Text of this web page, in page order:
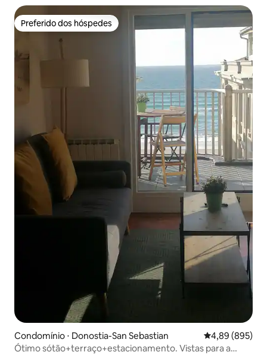
Preferido dos hóspedes
Preferido dos hóspedes
Condomínio ⋅ Donostia-San Sebastian 4,89 de uma
4,89 (895)
Ótimo sótão+terraço+estacionamento. Vistas para a